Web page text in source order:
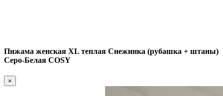
Пижама женская XL теплая Снежинка (рубашка + штаны)
Серо-Белая COSY
×